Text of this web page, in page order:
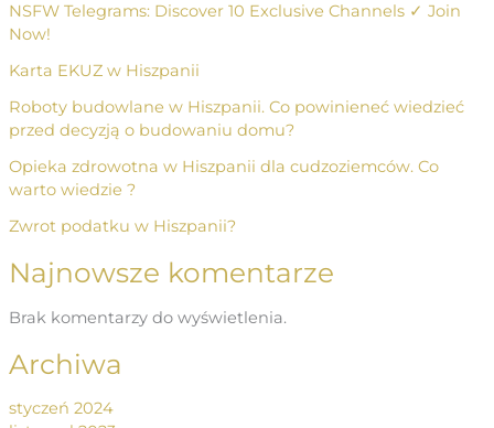
NSFW Telegrams: Discover 10 Exclusive Channels ✓ Join
Now!
Karta EKUZ w Hiszpanii
Roboty budowlane w Hiszpanii. Co powinieneć wiedzieć
przed decyzją o budowaniu domu?
Opieka zdrowotna w Hiszpanii dla cudzoziemców. Co
warto wiedzie ?
Zwrot podatku w Hiszpanii?
Najnowsze komentarze
Brak komentarzy do wyświetlenia.
Archiwa
styczeń 2024